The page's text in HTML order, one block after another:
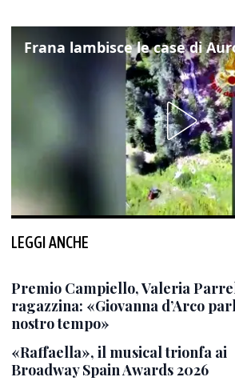
LEGGI ANCHE
Premio Campiello, Valeria
ragazzina: «Giovanna d’Arco
nostro tempo»
«Raffaella», il musical trionfa ai
Broadway Spain Awards 2026